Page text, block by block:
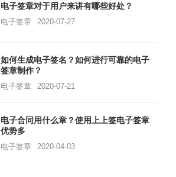
电子签章对于用户来讲有哪些好处？
电子签章 2020-07-27
如何生成电子签名？如何进行可靠的电子
签章制作？
电子签章 2020-07-21
电子合同用什么章？使用上上签电子签章
优势多
电子签章 2020-04-03